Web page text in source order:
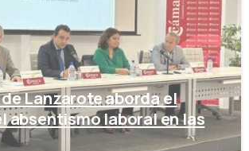
Lanzarote aborda el
absentismo laboral en las